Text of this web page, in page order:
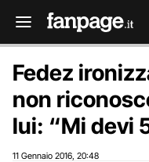
Fedez
non
lui: “Mi devi
11 Gennaio 2016 20:48